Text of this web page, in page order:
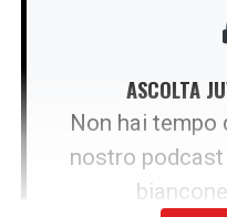
ASCOLTA
Non hai tempo
nostro